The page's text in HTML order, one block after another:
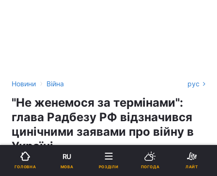
Новини › Війна рус
"Не женемося за термінами":
глава Радбезу РФ відзначився
цинічними заявами про війну в
Україні
ВІОЛЕТТА ОРЛОВА
ГОЛОВНА
RU
МОВА РОЗДІЛИ ПОГОДА ЛАЙТ